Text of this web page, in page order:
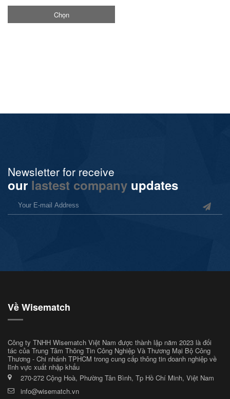
Chọn
Newsletter for receive
our lastest company updates
Về Wisematch
Công ty TNHH Wisematch Việt Nam được thành lập năm 2023 là đối
tác của Trung Tâm Thông Tin Công Nghiệp Và Thương Mại Bộ Công
Thương - Chi nhánh TPHCM trong cung cấp thông tin doanh nghiệp về
lĩnh vực xuất nhập khẩu
270-272 Cộng Hoà, Phường Tân Bình, Tp Hồ Chí Minh, Việt Nam
info@wisematch.vn